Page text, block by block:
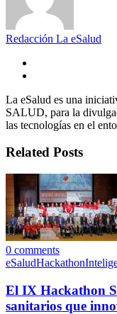
Redacción La eSalud
La eSalud es una
SALUD, para la
las tecnologías en el
Related Posts
0 comments
eSaludHackathon
El IX Hackathon
sanitarios que